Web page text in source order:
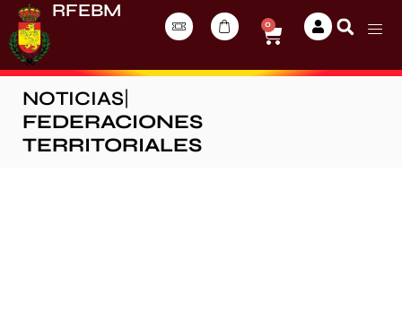
RFEBM
0
NOTICIAS
FEDERACIONES
TERRITORIALES